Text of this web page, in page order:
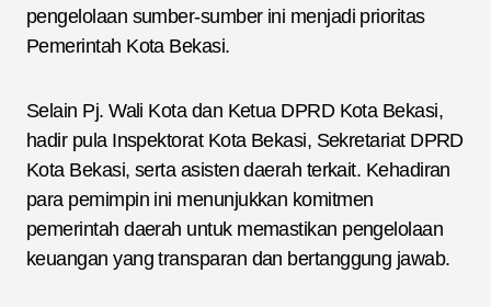
pengelolaan sumber-sumber ini menjadi prioritas
Pemerintah Kota Bekasi.
Selain Pj. Wali Kota dan Ketua DPRD Kota Bekasi,
hadir pula Inspektorat Kota Bekasi, Sekretariat DPRD
Kota Bekasi, serta asisten daerah terkait. Kehadiran
para pemimpin ini menunjukkan komitmen
pemerintah daerah untuk memastikan pengelolaan
keuangan yang transparan dan bertanggung jawab.